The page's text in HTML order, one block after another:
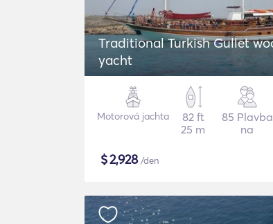
Traditional Turkish Gullet wooden
yacht
Motorová jachta
82 ft
25 m
85 Plavba
na
$2,928/den